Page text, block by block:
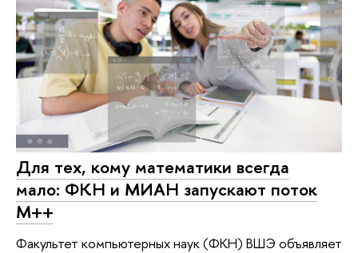
Для тех, кому математики всегда
мало: ФКН и МИАН запускают поток
М++
Факультет компьютерных наук (ФКН) ВШЭ объявляет